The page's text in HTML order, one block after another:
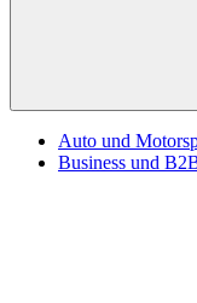
Auto und
Business und